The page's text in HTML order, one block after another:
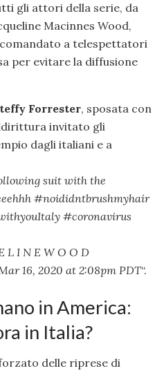
gli attori della serie, da
Macinnes Wood,
a telespettatori
per evitare la diffusione
Forrester, sposata con
invitato gli
dagli italiani e a
suit with the
#noididntbrushmyhair
#coronavirus
L I N E W O O D
16, 2020 at 2:08pm PDT“.
in America:
in Italia?
delle riprese di